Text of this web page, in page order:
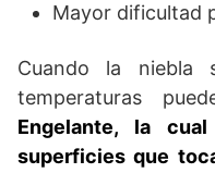
Mayor dificultad
Cuando la niebla
temperaturas
Engelante, la
superficies que